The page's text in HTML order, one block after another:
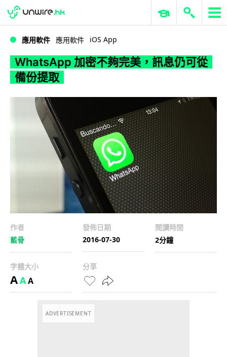
WWDC 2026 ERP 與商業 AI
應用軟件 應用軟件 iOS App
WhatsApp 加密不夠完美，訊息仍可從
備份提取
作者
藍骨
發佈日期
2016-07-30
閱讀時間
2分鐘
字體大小
AAA
分享
ADVERTISEMENT